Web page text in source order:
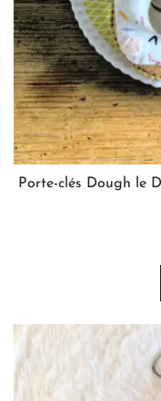
Porte-clés Dough le